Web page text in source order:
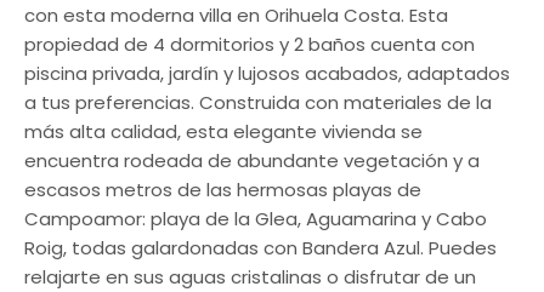
con esta moderna villa en Orihuela Costa. Esta
propiedad de 4 dormitorios y 2 baños cuenta con
piscina privada, jardín y lujosos acabados, adaptados
a tus preferencias. Construida con materiales de la
más alta calidad, esta elegante vivienda se
encuentra rodeada de abundante vegetación y a
escasos metros de las hermosas playas de
Campoamor: playa de la Glea, Aguamarina y Cabo
Roig, todas galardonadas con Bandera Azul. Puedes
relajarte en sus aguas cristalinas o disfrutar de un